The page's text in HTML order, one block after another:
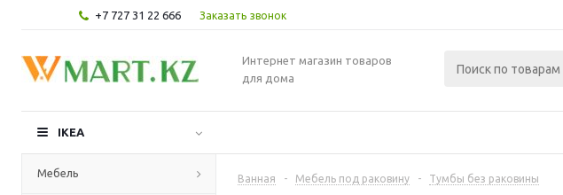
+7 727 31 22 666 Заказать звонок
Интернет магазин товаров
для дома
IKEA
Мебель Ванная - Мебель под раковину - Тумбы без раковины